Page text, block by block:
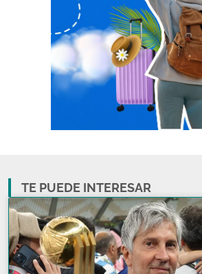
TE PUEDE INTERESAR